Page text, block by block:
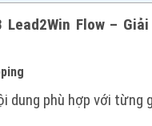
Lead2Win Flow –
dung phù hợp với từng